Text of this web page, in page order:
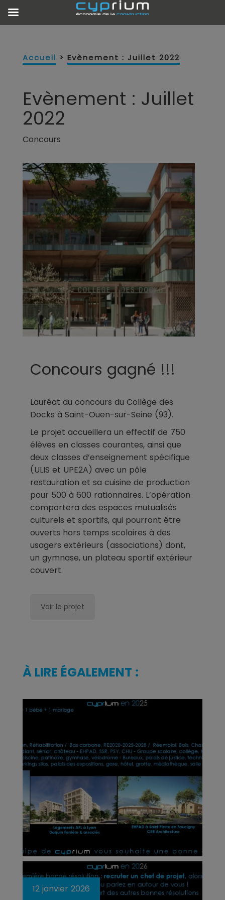
Accueil > Evènement : Juillet 2022
Evènement : Juillet
2022
Concours
Concours gagné !!!
Lauréat du concours du Collège des
Docks à Saint-Ouen-sur-Seine (93).
Le projet accueillera un effectif de 750
élèves en classes courantes, ainsi que
deux classes d’enseignement spécifique
(ULIS et UPE2A) avec un pôle
restauration et sa cuisine de production
pour 500 à 600 rationnaires. L’opération
comportera des espaces mutualisés
culturels et sportifs, qui pourront être
ouverts hors temps scolaires à des
usagers extérieurs (associations) dont,
un gymnase, un plateau sportif extérieur
couvert.
Voir le projet
À LIRE ÉGALEMENT :
12 janvier 2026